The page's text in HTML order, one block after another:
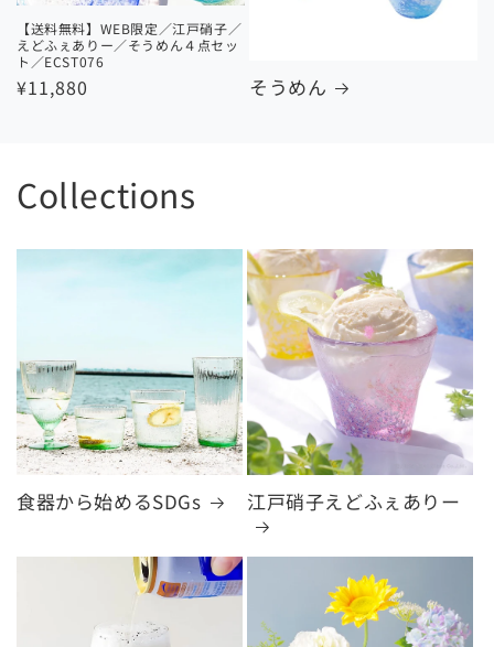
【送料無料】WEB限定／江戸硝子／
えどふぇありー／そうめん４点セッ
ト／ECST076
定
¥11,880 そうめん
Collections
食器から始めるSDGs 江戸硝子えどふぇありー